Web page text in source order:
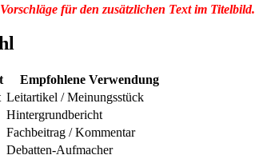
für den zusätzlichen Text im Titelbild.
Empfohlene Verwendung
Leitartikel / Meinungsstück
Hintergrundbericht
Fachbeitrag / Kommentar
Debatten‑Aufmacher